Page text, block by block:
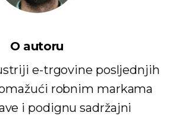
O autoru
e-trgovine posljednjih
robnim markama
i podignu sadržajni